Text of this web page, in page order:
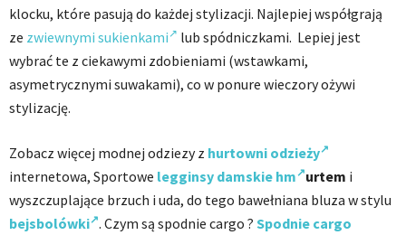
klocku, które pasują do każdej stylizacji. Najlepiej współgrają
ze zwiewnymi sukienkami
lub spódniczkami. Lepiej jest
wybrać te z ciekawymi zdobieniami (wstawkami,
asymetrycznymi suwakami), co w ponure wieczory ożywi
stylizację.
Zobacz więcej modnej odziezy z hurtowni odzieży
internetowa, Sportowe legginsy damskie hm urtem i
wyszczuplające brzuch i uda, do tego bawełniana bluza w stylu
bejsbolówki . Czym są spodnie cargo ? Spodnie cargo